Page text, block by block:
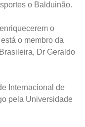
o Balduinão.
o
o membro da
Dr Geraldo
Internacional de
pela Universidade